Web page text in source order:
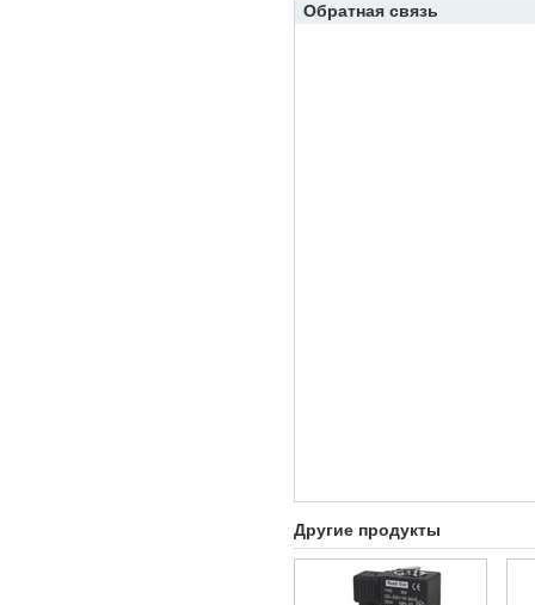
Обратная связь
Другие продукты